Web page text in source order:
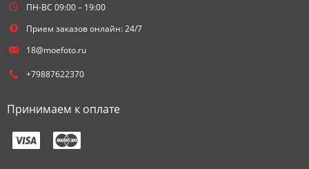
ПН-ВС 09:00 – 19:00
Прием заказов онлайн: 24/7
18@moefoto.ru
+79887622370
Принимаем к оплате